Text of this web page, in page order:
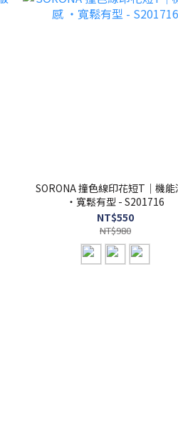
SORONA 撞色線印花短T｜機能
・寬鬆有型 - S201716
NT$550
NT$980